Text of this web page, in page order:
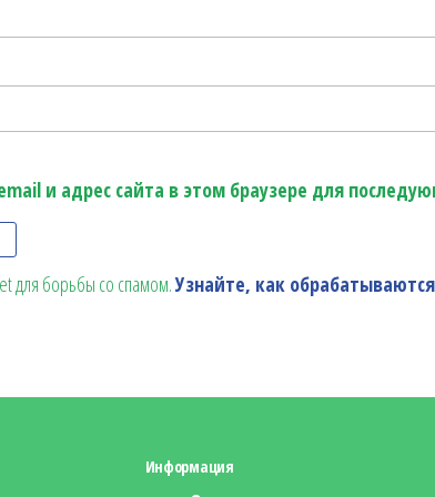
и адрес сайта в этом браузере для
для борьбы со спамом.Узнайте, как
Информация